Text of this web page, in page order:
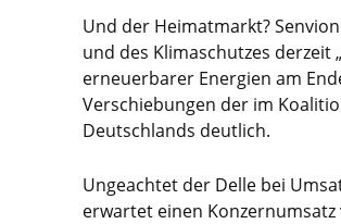
Und der Heimatmarkt?
und des Klimaschutzes derzeit
erneuerbarer Energien am
Verschiebungen der im
Deutschlands deutlich.
Ungeachtet der Delle bei
erwartet einen Konzernumsatz